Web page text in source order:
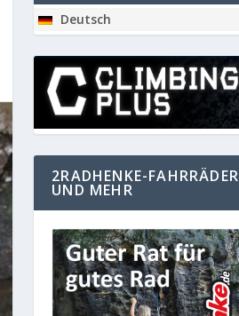
Deutsch
2RADHENKE-FAHRRÄDER
UND MEHR